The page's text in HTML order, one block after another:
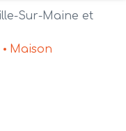
Maison